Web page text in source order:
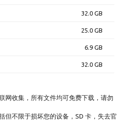
32.0 GB
25.0 GB
6.9 GB
32.0 GB
网收集，所有文件均可免费下载，请勿
但不限于损坏您的设备，SD 卡，失去官